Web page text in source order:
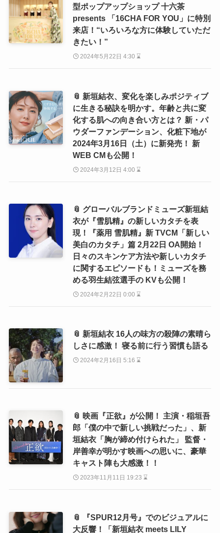
型ポップアップショップ 十六茶
presents 「16CHA FOR YOU」に特別
来店！“いろいろな方に体験していただ
きたい！”
2024年5月22日 4:30 ⌛
📎 新垣結衣、変化を楽しみポジティブ
に生きる秘訣を明かす。年齢と共に変
化する肌への向き合い方とは？ 新・パ
ウダーファンデーション、化粧下地が
2024年3月16日（土）に新発売！ 新
WEB CMも公開！
2024年3月12日 4:00 ⌛
📎 グローバルブランドミューズ新垣結
衣が『雪肌精』の新しいカタチを表
現！『薬用 雪肌精』新 TVCM「新しい
美白のカタチ」篇 2月22日 OA開始！
日々のスキンケア方法や新しいカタチ
に関するエピソードも！ミューズを務
める羽生結弦選手の KVも公開！
2024年2月22日 0:00 ⌛
📎 新垣結衣 16人の味方の殺陣の素晴ら
しさに感激！ 寝る前に行う習慣も語る
2024年2月16日 5:16 ⌛
📎 映画『正欲』が公開！ 主演・稲垣吾
郎「僕の中で新しい挑戦だった」、新
垣結衣「胸が締め付けられた」 監督・
岸善幸が明かす映画への思いに、豪華
キャスト陣も大感激！！
2023年11月11日 19:23 ⌛
📎 『SPUR12月号』でのビジュアルに
大反響！「新垣結衣 meets LILY